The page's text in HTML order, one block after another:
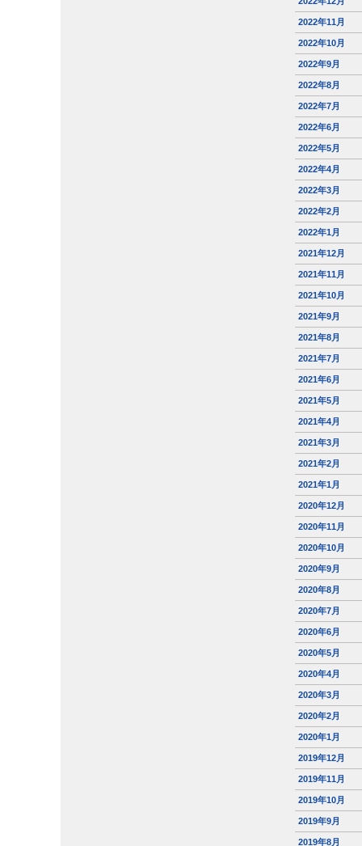
2022年11月
2022年10月
2022年9月
2022年8月
2022年7月
2022年6月
2022年5月
2022年4月
2022年3月
2022年2月
2022年1月
2021年12月
2021年11月
2021年10月
2021年9月
2021年8月
2021年7月
2021年6月
2021年5月
2021年4月
2021年3月
2021年2月
2021年1月
2020年12月
2020年11月
2020年10月
2020年9月
2020年8月
2020年7月
2020年6月
2020年5月
2020年4月
2020年3月
2020年2月
2020年1月
2019年12月
2019年11月
2019年10月
2019年9月
2019年8月